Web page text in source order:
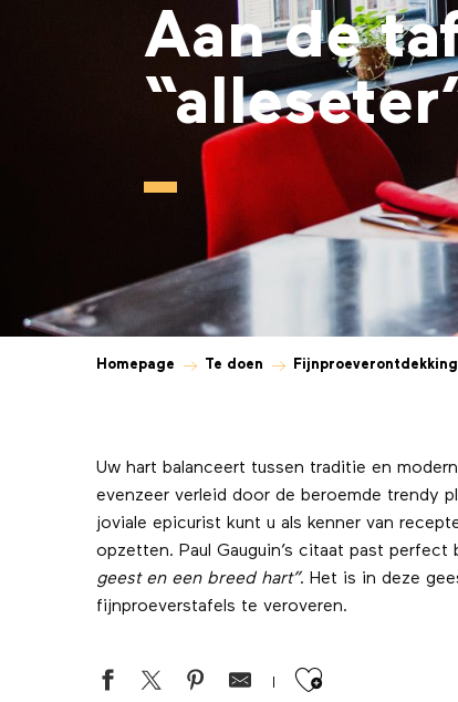
Aan de
Homepage Te doen
Uw hart balanceert tussen traditie en
evenzeer verleid door de beroemde trendy
joviale epicurist kunt u als kenner van
opzetten. Paul Gauguin’s citaat past perfect
geest en een breed hart”. Het is in deze
fijnproeverstafels te veroveren.
Ajouter